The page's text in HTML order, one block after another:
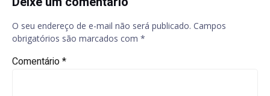
O seu endereço de e-mail não será publicado. Campos
obrigatórios são marcados com *
Comentário*